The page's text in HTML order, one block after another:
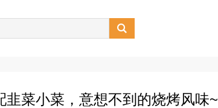

菜小菜，意想不到的烧烤风味~